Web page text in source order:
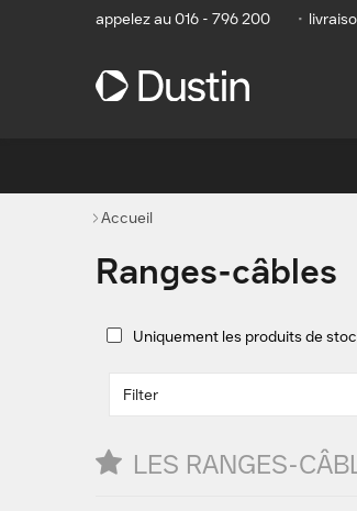
appelez au 016 - 796 200 •
Accueil
Ranges-câbles
Uniquement les produits de
Filter
LES RANGES-